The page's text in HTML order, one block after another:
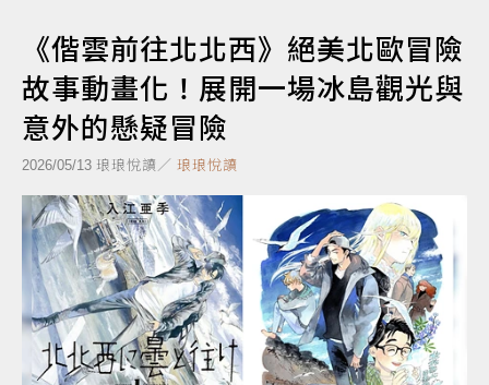
《偕雲前往北北西》絕美北歐冒險
故事動畫化！展開一場冰島觀光與
意外的懸疑冒險
2026/05/13 琅琅悅讀／ 琅琅悅讀